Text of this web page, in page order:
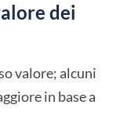
dei
valore; alcuni
in base a